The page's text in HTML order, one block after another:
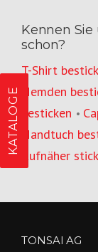
KATALOGE
Kennen
schon?
T-Shirt
Hemden
besticken •
Handtuch
Aufnäher
TONSAI AG